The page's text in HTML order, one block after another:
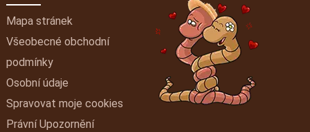
Mapa stránek
Všeobecné obchodní
podmínky
Osobní údaje
Spravovat moje cookies
Právní Upozornění